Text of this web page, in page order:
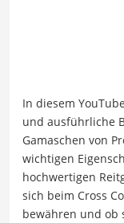
In diesem
und ausführliche
Gamaschen von
wichtigen
hochwertigen
sich beim Cross
bewähren und ob